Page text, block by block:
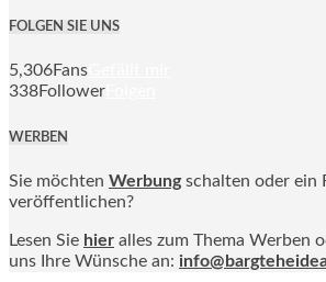
FOLGEN SIE UNS
5,306Fans
338Follower
WERBEN
Sie möchten Werbung schalten oder ein
veröffentlichen?
Lesen Sie hier alles zum Thema Werben
uns Ihre Wünsche an: